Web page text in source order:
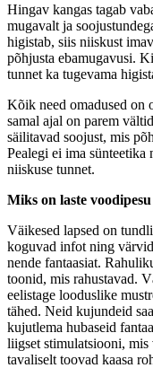
Hingav kangas tagab
mugavalt ja
higistab, siis niiskust
põhjusta ebamugavusi.
tunnet ka tugevama
Kõik need omadused on
samal ajal on parem
säilitavad soojust, mis
Pealegi ei ima sünteetika
niiskuse tunnet.
Miks on laste
Väikesed lapsed on
koguvad infot ning
nende fantaasiat.
toonid, mis rahustavad.
eelistage looduslike
tähed. Neid kujundeid
kujutlema hubaseid
liigset stimulatsiooni, mis
tavaliselt toovad kaasa